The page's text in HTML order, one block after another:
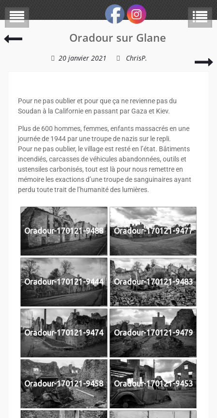
Oradour sur Glane
20 janvier 2021 ChrisP.
Pour ne pas oublier et pour que ça ne revienne pas du
Soudan à la Californie en passant par Gaza et Kiev.
Plus de 600 hommes, femmes, enfants massacrés en une
journée de 1944 par une troupe de nazis sur le repli.
Pour ne pas oublier, le village est resté en l’état. Bâtiments
incendiés, carcasses de véhicules abandonnées, outils et
ustensiles carbonisés, tout est là pour nous remettre en
mémoire les exactions d’une troupe de sanguinaires ayant
perdu toute trait de l’humanité des lumières.
Oradour-170121-9488 Oradour-170121-9477
Oradour-170121-9444 Oradour-170121-9483
Oradour-170121-9474 Oradour-170121-9479
Oradour-170121-9458 Oradour-170121-9453